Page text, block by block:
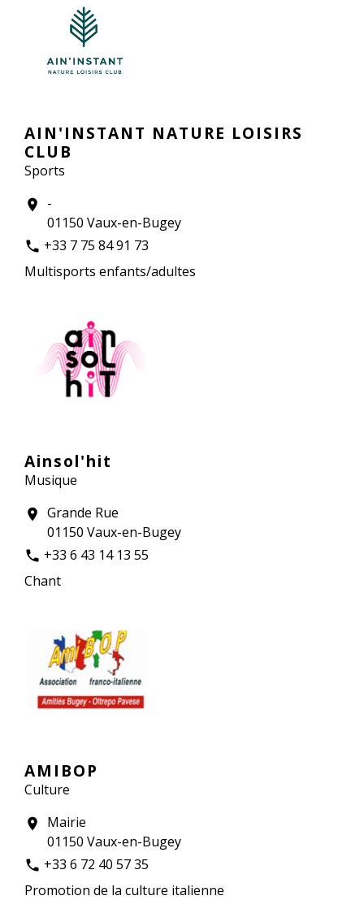
AIN'INSTANT NATURE LOISIRS
CLUB
Sports
location_on
-
01150 Vaux-en-Bugey
phone +33 7 75 84 91 73
Multisports enfants/adultes
Ainsol'hit
Musique
location_on Grande Rue
01150 Vaux-en-Bugey
phone +33 6 43 14 13 55
Chant
AMIBOP
Culture
location_on
Mairie
01150 Vaux-en-Bugey
phone +33 6 72 40 57 35
Promotion de la culture italienne